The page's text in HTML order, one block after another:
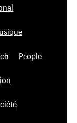
People